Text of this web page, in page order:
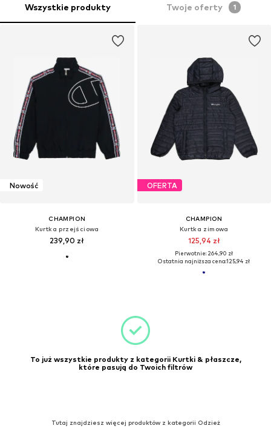
Wszystkie produkty Twoje oferty 1
Nowość
CHAMPION
Kurtka przejściowa
239,90 zł
OFERTA
CHAMPION
Kurtka zimowa
125,94 zł
Pierwotnie: 264,90 zł
Ostatnia najniższa cena:125,94 zł
To już wszystkie produkty z kategorii Kurtki & płaszcze,
które pasują do Twoich filtrów
Tutaj znajdziesz więcej produktów z kategorii Odzież